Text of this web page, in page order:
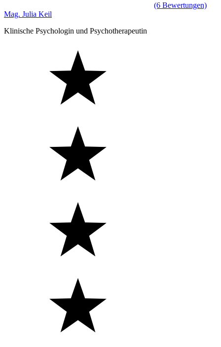
(6 Bewertungen)
Mag. Julia Keil
Klinische Psychologin und Psychotherapeutin